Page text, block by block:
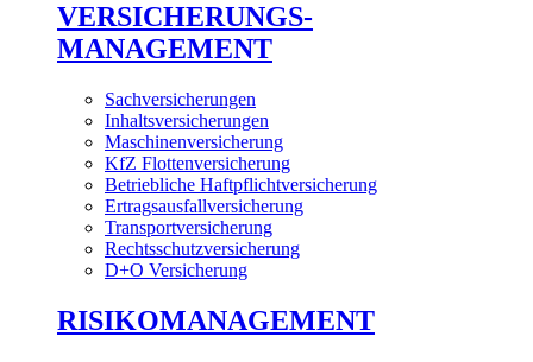
VERSICHERUNGS-
MANAGEMENT
Sachversicherungen
Inhaltsversicherungen
Maschinenversicherung
KfZ Flottenversicherung
Betriebliche Haftpflichtversicherung
Ertragsausfallversicherung
Transportversicherung
Rechtsschutzversicherung
D+O Versicherung
RISIKOMANAGEMENT